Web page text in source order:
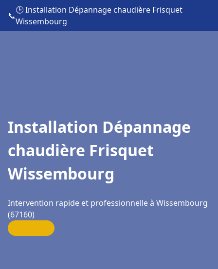
📞
🕒 Installation Dépannage chaudière Frisquet
Wissembourg
Installation Dépannage
chaudière Frisquet
Wissembourg
Intervention rapide et professionnelle à Wissembourg
(67160)